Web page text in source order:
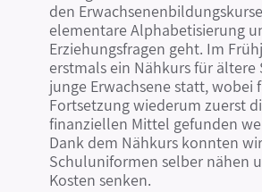
den
elementare Alphabetisierung
Erziehungsfragen geht. Im
erstmals ein Nähkurs für
junge Erwachsene statt, wobei
Fortsetzung wiederum zuerst
finanziellen Mittel gefunden
Dank dem Nähkurs konnten
Schuluniformen selber nähen
Kosten senken.